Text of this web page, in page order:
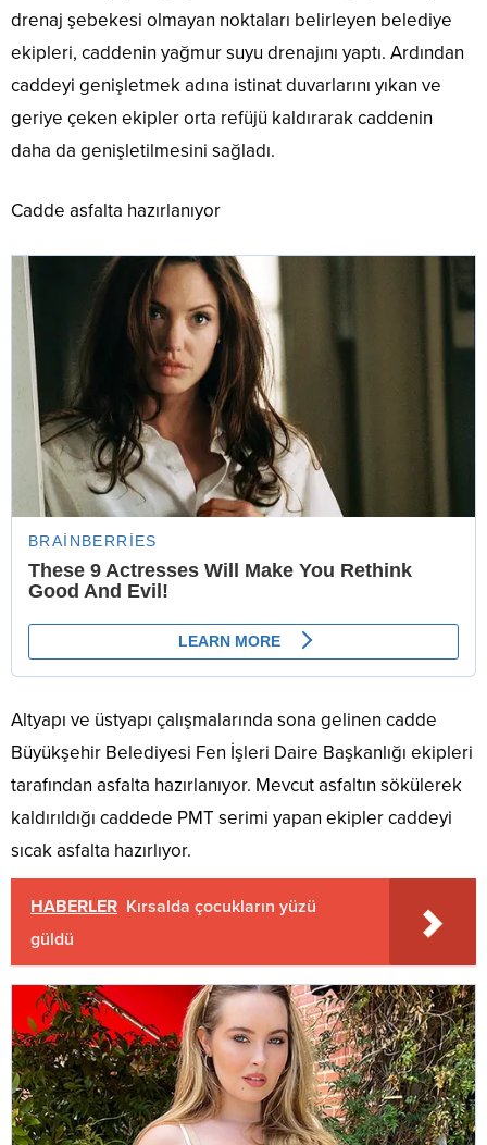
drenaj şebekesi olmayan noktaları belirleyen belediye
ekipleri, caddenin yağmur suyu drenajını yaptı. Ardından
caddeyi genişletmek adına istinat duvarlarını yıkan ve
geriye çeken ekipler orta refüjü kaldırarak caddenin
daha da genişletilmesini sağladı.
Cadde asfalta hazırlanıyor
Altyapı ve üstyapı çalışmalarında sona gelinen cadde
Büyükşehir Belediyesi Fen İşleri Daire Başkanlığı ekipleri
tarafından asfalta hazırlanıyor. Mevcut asfaltın sökülerek
kaldırıldığı caddede PMT serimi yapan ekipler caddeyi
sıcak asfalta hazırlıyor.
HABERLER Kırsalda çocukların yüzü
güldü